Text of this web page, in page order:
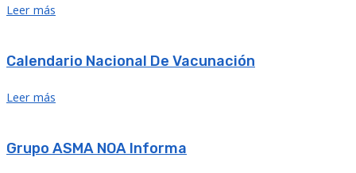
Leer más
Calendario Nacional De Vacunación
Leer más
Grupo ASMA NOA Informa